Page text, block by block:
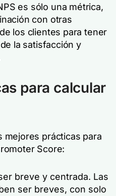
es sólo una métrica,
con otras
los clientes para tener
la satisfacción y
para calcular
mejores prácticas para
Score:
breve y centrada. Las
ser breves, con solo